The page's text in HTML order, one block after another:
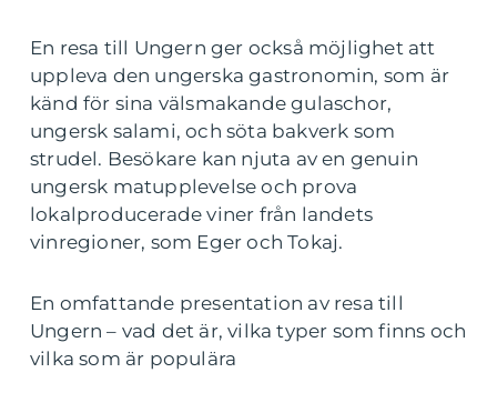
En resa till Ungern ger också möjlighet att
uppleva den ungerska gastronomin, som är
känd för sina välsmakande gulaschor,
ungersk salami, och söta bakverk som
strudel. Besökare kan njuta av en genuin
ungersk matupplevelse och prova
lokalproducerade viner från landets
vinregioner, som Eger och Tokaj.
En omfattande presentation av resa till
Ungern – vad det är, vilka typer som finns och
vilka som är populära